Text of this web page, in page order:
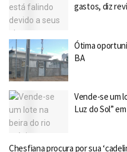
gastos, diz
Ótima
BA
Vende-se um
Luz do Sol”
Chesfiana procura por sua